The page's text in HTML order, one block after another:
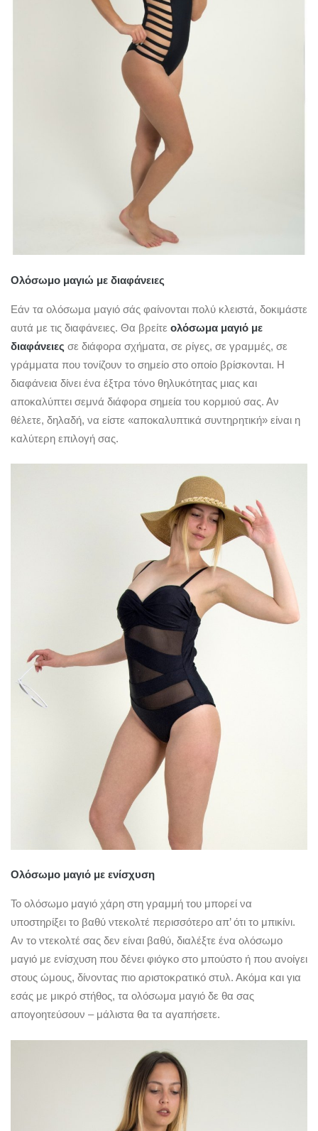
Ολόσωμο μαγιώ με διαφάνειες
Εάν τα ολόσωμα μαγιό σάς φαίνονται πολύ κλειστά, δοκιμάστε
αυτά με τις διαφάνειες. Θα βρείτε ολόσωμα μαγιό με
διαφάνειες σε διάφορα σχήματα, σε ρίγες, σε γραμμές, σε
γράμματα που τονίζουν το σημείο στο οποίο βρίσκονται. Η
διαφάνεια δίνει ένα έξτρα τόνο θηλυκότητας μιας και
αποκαλύπτει σεμνά διάφορα σημεία του κορμιού σας. Αν
θέλετε, δηλαδή, να είστε «αποκαλυπτικά συντηρητική» είναι η
καλύτερη επιλογή σας.
Ολόσωμο μαγιό με ενίσχυση
Το ολόσωμο μαγιό χάρη στη γραμμή του μπορεί να
υποστηρίξει το βαθύ ντεκολτέ περισσότερο απ’ ότι το μπικίνι.
Αν το ντεκολτέ σας δεν είναι βαθύ, διαλέξτε ένα ολόσωμο
μαγιό με ενίσχυση που δένει φιόγκο στο μπούστο ή που ανοίγει
στους ώμους, δίνοντας πιο αριστοκρατικό στυλ. Ακόμα και για
εσάς με μικρό στήθος, τα ολόσωμα μαγιό δε θα σας
απογοητεύσουν – μάλιστα θα τα αγαπήσετε.